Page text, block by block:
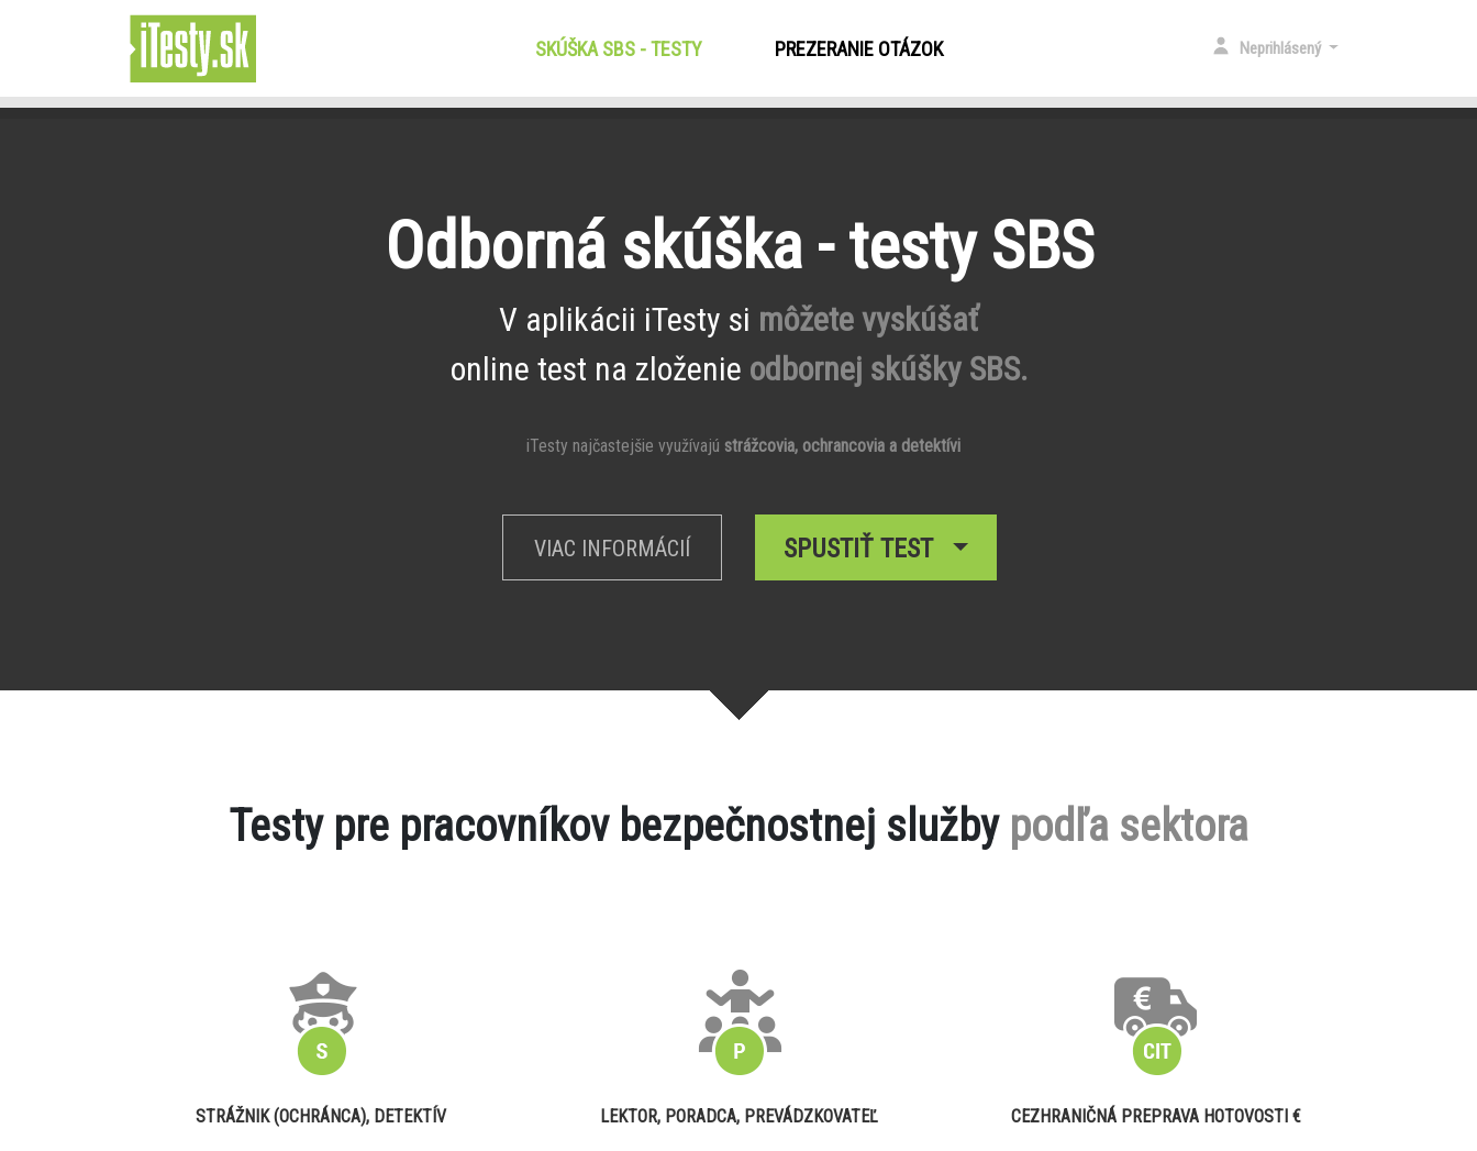
SKÚŠKA SBS - TESTY (CURRENT)PREZERANIE OTÁZOK Neprihlásený
Odborná skúška - testy SBS
V aplikácii iTesty si môžete vyskúšať
online test na zloženie odbornej skúšky SBS.
iTesty najčastejšie využívajú strážcovia, ochrancovia a detektívi
VIAC INFORMÁCIÍ SPUSTIŤ TEST
Testy pre pracovníkov bezpečnostnej služby podľa sektora
STRÁŽNIK (OCHRÁNCA), DETEKTÍV LEKTOR, PORADCA, PREVÁDZKOVATEĽ CEZHRANIČNÁ PREPRAVA HOTOVOSTI €